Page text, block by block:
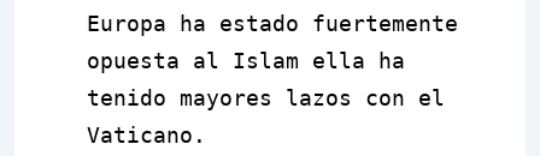
Europa ha estado fuertemente
opuesta al Islam ella ha
tenido mayores lazos con el
Vaticano.